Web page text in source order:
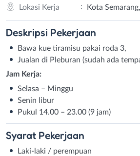
Lokasi Kerja
: Kota
Deskripsi Pekerjaan
Bawa kue tiramisu pakai roda 3,
Jualan di Pleburan (sudah ada
Jam Kerja:
Selasa – Minggu
Senin libur
Pukul 14.00 – 23.00 (9 jam)
Syarat Pekerjaan
Laki-laki / perempuan